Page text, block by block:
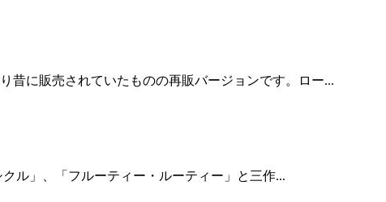
昔に販売されていたものの再販バージョンです。ロー...
ル」、「フルーティー・ルーティー」と三作...